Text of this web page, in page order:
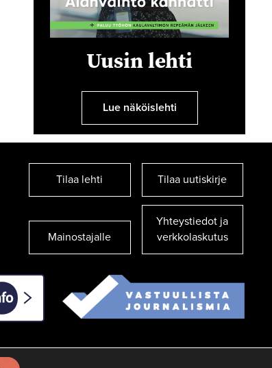
Uusin lehti
Lue näköislehti
Tilaa lehti Tilaa uutiskirje
Mainostajalle
Yhteystiedot ja
verkkolaskutus